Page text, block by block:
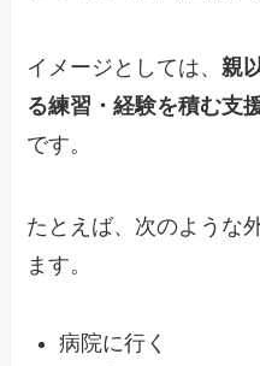
イメージとしては、親
る練習・経験を積む支
です。
たとえば、次のような
ます。
病院に行く